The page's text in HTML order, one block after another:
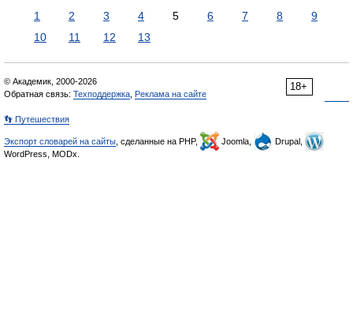
1 2 3 4 5 6 7 8
9
10
11 12 13
18+
© Академик, 2000-2026
Обратная связь: Техподдержка Реклама на сайте
👣 Путешествия
Экспорт словарей на сайты , сделанные на PHP, Joomla,
Drupal,
WordPress, MODx.